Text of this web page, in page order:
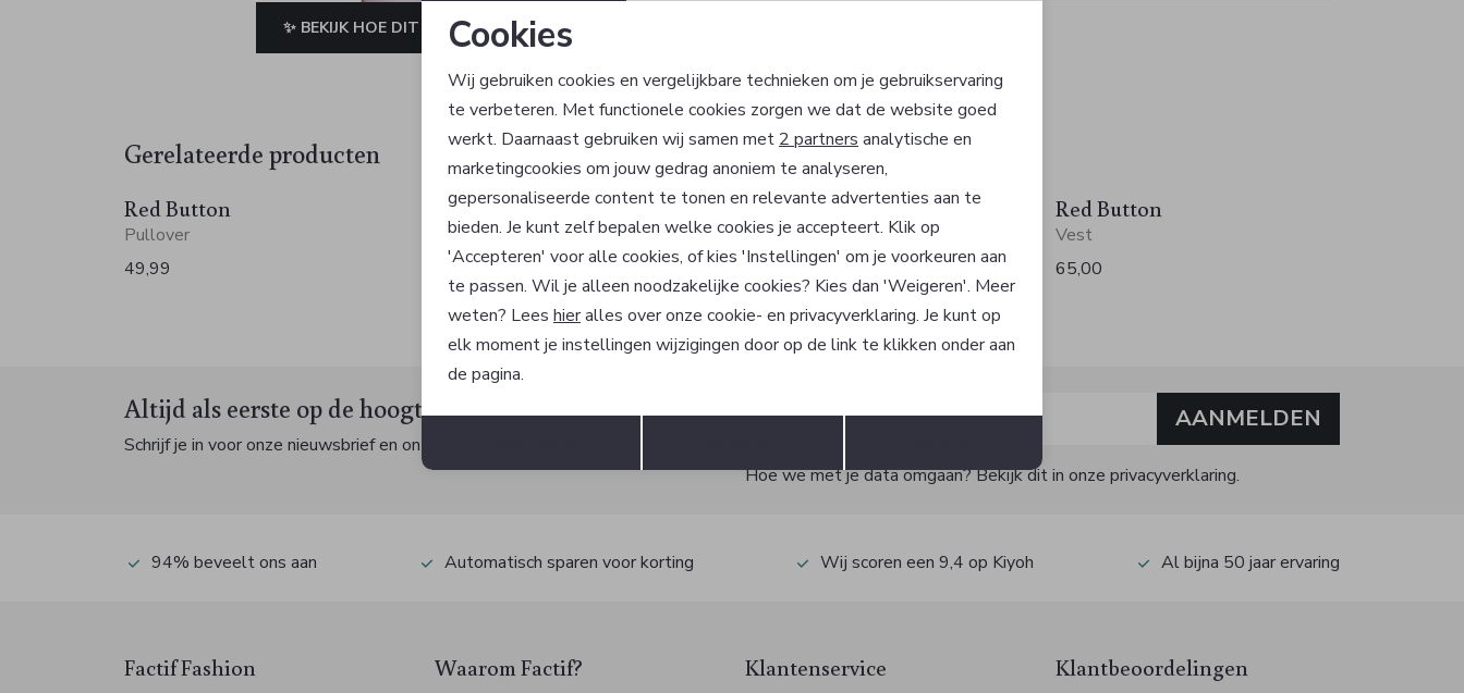
✨ BEKIJK HOE DIT JE STAAT
Gerelateerde producten
Red Button
Pullover
49,99
Red Button
Pullover
49,99
Red Button
Vest
65,00
Red Button
Vest
65,00
Altijd als eerste op de hoogte zijn?
Schrijf je in voor onze nieuwsbrief en ontvang dan ook gelijk €5,- korting!
AANMELDEN
Hoe we met je data omgaan? Bekijk dit in onze privacyverklaring.
94% beveelt ons aan Automatisch sparen voor korting Wij scoren een 9,4 op Kiyoh Al bijna 50 jaar ervaring
Factif Fashion Waarom Factif? Klantenservice Klantbeoordelingen
Analytische cookies Marketing cookies
Terug Opslaan
Cookies
Wij gebruiken cookies en vergelijkbare technieken om je gebruikservaring
te verbeteren. Met functionele cookies zorgen we dat de website goed
werkt. Daarnaast gebruiken wij samen met 2 partners analytische en
marketingcookies om jouw gedrag anoniem te analyseren,
gepersonaliseerde content te tonen en relevante advertenties aan te
bieden. Je kunt zelf bepalen welke cookies je accepteert. Klik op
'Accepteren' voor alle cookies, of kies 'Instellingen' om je voorkeuren aan
te passen. Wil je alleen noodzakelijke cookies? Kies dan 'Weigeren'. Meer
weten? Lees hieralles over onze cookie- en privacyverklaring. Je kunt op
elk moment je instellingen wijzigingen door op de link te klikken onder aan
de pagina.